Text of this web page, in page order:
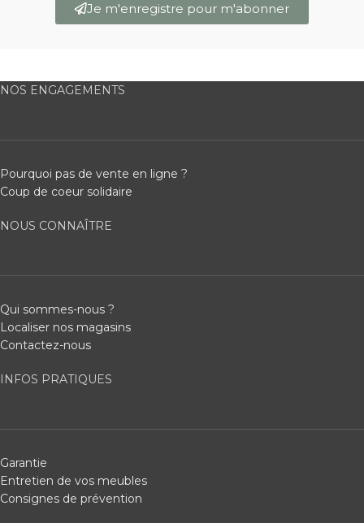
Je m'enregistre pour m'abonner
NOS ENGAGEMENTS
Pourquoi pas de vente en ligne ?
Coup de coeur solidaire
NOUS CONNAÎTRE
Qui sommes-nous ?
Localiser nos magasins
Contactez-nous
INFOS PRATIQUES
Garantie
Entretien de vos meubles
Consignes de prévention